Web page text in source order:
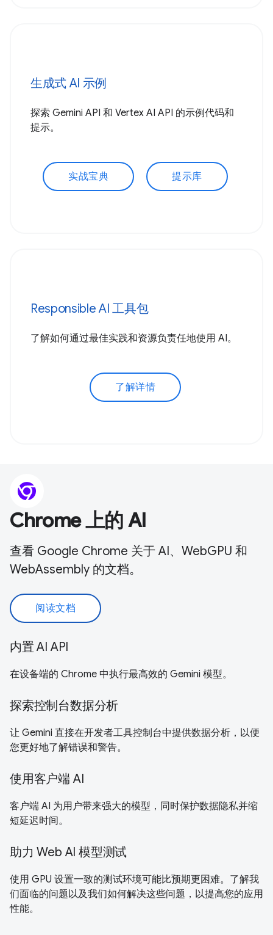
生成式 AI 示例
探索 Gemini API 和 Vertex AI API 的示例代码和
提示。
实战宝典 提示库
Responsible AI 工具包
了解如何通过最佳实践和资源负责任地使用 AI。
了解详情
Chrome 上的 AI
查看 Google Chrome 关于 AI、WebGPU 和
WebAssembly 的文档。
阅读文档
内置 AI API
在设备端的 Chrome 中执行最高效的 Gemini 模型。
探索控制台数据分析
让 Gemini 直接在开发者工具控制台中提供数据分析，以便
您更好地了解错误和警告。
使用客户端 AI
客户端 AI 为用户带来强大的模型，同时保护数据隐私并缩
短延迟时间。
助力 Web AI 模型测试
使用 GPU 设置一致的测试环境可能比预期更困难。了解我
们面临的问题以及我们如何解决这些问题，以提高您的应用
性能。